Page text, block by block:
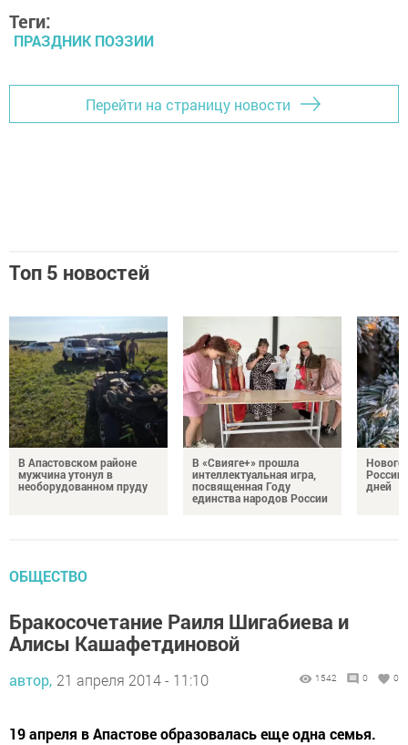
Теги:
ПРАЗДНИК ПОЭЗИИ
Перейти на страницу новости
Топ 5 новостей
В Апастовском районе
мужчина утонул в
необорудованном пруду
В «Свияге+» прошла
интеллектуальная игра,
посвященная Году
единства народов России
России
дней
ОБЩЕСТВО
Бракосочетание Раиля Шигабиева и
Алисы Кашафетдиновой
автор, 21 апреля 2014 - 11:10 1542 0 0
19 апреля в Апастове образовалась еще одна семья.